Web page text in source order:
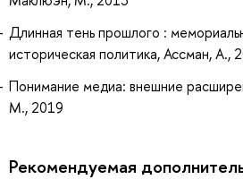
Длинная тень прошлого :
историческая политика, Ассман, А.,
Понимание медиа: внешние
М., 2019
Рекомендуемая